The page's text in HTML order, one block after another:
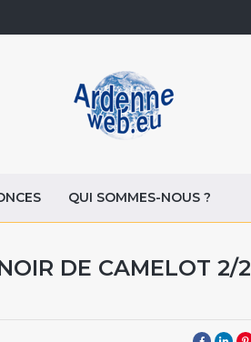
QUI SOMMES-NOUS ?
DE CAMELOT 2/2